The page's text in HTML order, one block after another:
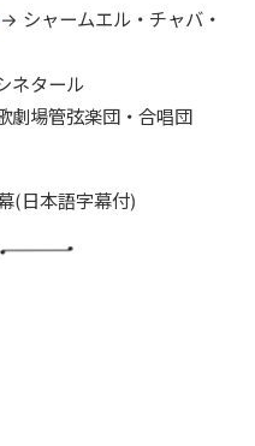
→ シャームエル・チャバ・
ネタール
劇場管弦楽団・合唱団
(日本語字幕付)